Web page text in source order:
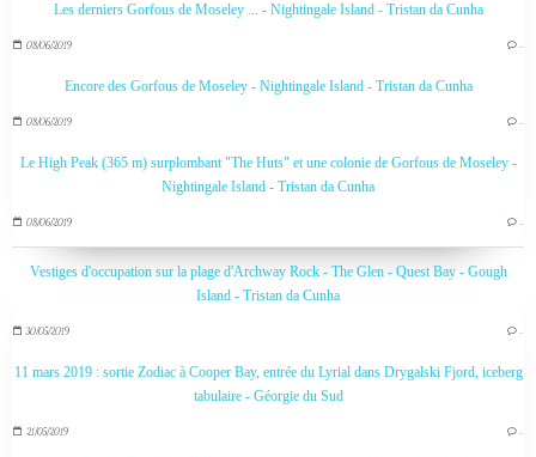
Les derniers Gorfous de Moseley ... - Nightingale Island - Tristan da Cunha
08/06/2019 …
Encore des Gorfous de Moseley - Nightingale Island - Tristan da Cunha
08/06/2019 …
Le High Peak (365 m) surplombant "The Huts" et une colonie de Gorfous de Moseley -
Nightingale Island - Tristan da Cunha
08/06/2019 …
Vestiges d'occupation sur la plage d'Archway Rock - The Glen - Quest Bay - Gough
Island - Tristan da Cunha
30/05/2019 …
11 mars 2019 : sortie Zodiac à Cooper Bay, entrée du Lyrial dans Drygalski Fjord, iceberg
tabulaire - Géorgie du Sud
21/05/2019 …